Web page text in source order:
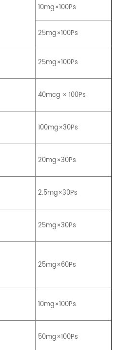
10mg×100Ps
25mg×100Ps
25mg×100Ps
40mcg × 100Ps
100mg×30Ps
20mg×30Ps
2.5mg×30Ps
25mg×30Ps
25mg×60Ps
10mg×100Ps
50mg×100Ps